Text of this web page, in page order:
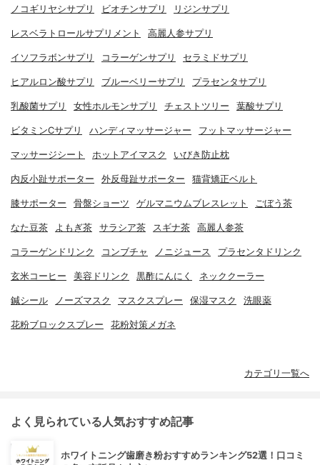
ノコギリヤシサプリ ビオチンサプリ リジンサプリ
レスベラトロールサプリメント 高麗人参サプリ
イソフラボンサプリ コラーゲンサプリ セラミドサプリ
ヒアルロン酸サプリ ブルーベリーサプリ プラセンタサプリ
乳酸菌サプリ 女性ホルモンサプリ チェストツリー 葉酸サプリ
ビタミンCサプリ ハンディマッサージャー フットマッサージャー
マッサージシート ホットアイマスク いびき防止枕
内反小趾サポーター 外反母趾サポーター 猫背矯正ベルト
膝サポーター 骨盤ショーツ ゲルマニウムブレスレット ごぼう茶
なた豆茶 よもぎ茶 サラシア茶 スギナ茶 高麗人参茶
コラーゲンドリンク コンブチャ ノニジュース プラセンタドリンク
玄米コーヒー 美容ドリンク 黒酢にんにく ネッククーラー
鍼シール ノーズマスク マスクスプレー 保湿マスク 洗眼薬
花粉ブロックスプレー 花粉対策メガネ
カテゴリ一覧へ
よく見られている人気おすすめ記事
ホワイトニング歯磨き粉おすすめランキング52選！口コミ